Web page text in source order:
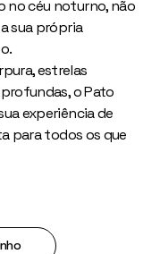
no céu noturno, não
sua própria
estrelas
o Pato
experiência de
para todos os que